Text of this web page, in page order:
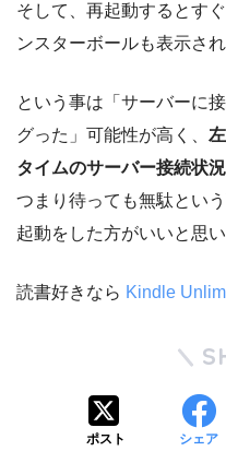
そして、再起動するとす
ンスターボールも表示さ
という事は「サーバーに
グった」可能性が高く、
タイムのサーバー接続状
つまり待っても無駄とい
起動をした方がいいと思い
読書好きなら Kindle
ポスト シェア